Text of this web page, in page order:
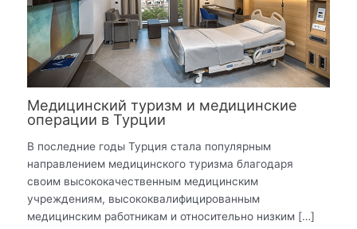
Медицинский туризм и медицинские
операции в Турции
В последние годы Турция стала популярным
направлением медицинского туризма благодаря
своим высококачественным медицинским
учреждениям, высококвалифицированным
медицинским работникам и относительно низким […]